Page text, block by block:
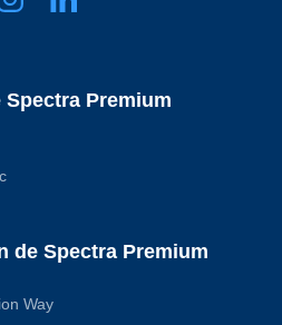
Premium
de Spectra Premium
Way